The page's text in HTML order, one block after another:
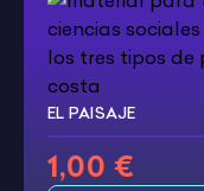
EL PAISAJE
1,00 €